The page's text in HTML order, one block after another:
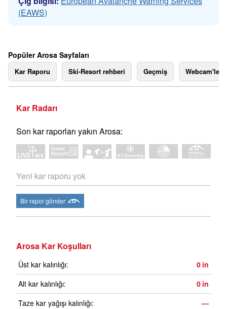
(EAWS)
Popüler Arosa Sayfaları
Kar Raporu Ski-Resort rehberi Geçmiş Webcam'ler
Kar Radarı
Son kar raporları yakın Arosa:
Yeni kar raporu yok
Bir rapor gönder
Arosa Kar Koşulları
Üst kar kalınlığı: 0 in
Alt kar kalınlığı:
0 in
Taze kar yağışı kalınlığı:
—